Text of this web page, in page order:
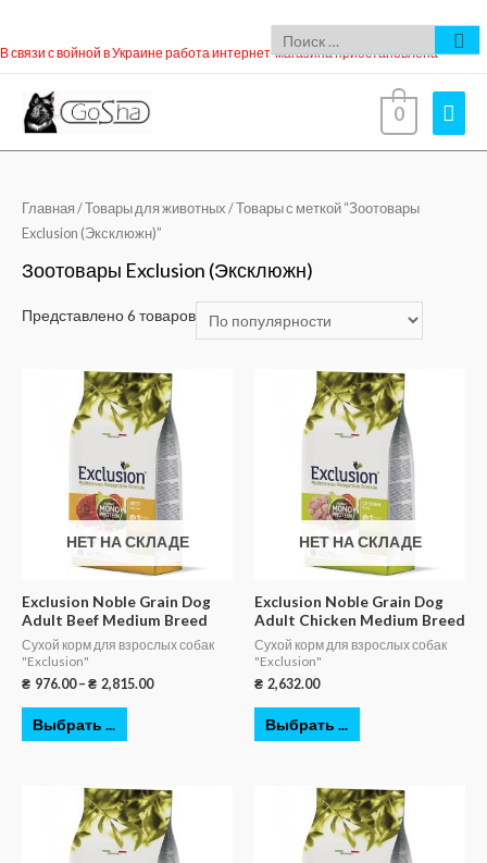
В связи с войной в Украине работа интернет-магазина приостановлена
0
Главная /Товары для животных / Товары с меткой “Зоотовары
Exclusion (Эксклюжн)”
Зоотовары Exclusion (Эксклюжн)
Представлено 6 товаров
НЕТ НА СКЛАДЕ
Exclusion Noble Grain Dog
Adult Beef Medium Breed
Сухой корм для взрослых собак
"Exclusion"
₴ 976.00– ₴ 2,815.00
Выбрать ...
НЕТ НА СКЛАДЕ
Exclusion Noble Grain Dog
Adult Chicken Medium Breed
Сухой корм для взрослых собак
"Exclusion"
₴ 2,632.00
Выбрать ...